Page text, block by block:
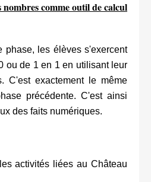
comme outil de calcul
phase, les élèves s'exercent
ou de 1 en 1 en utilisant leur
C'est exactement le même
précédente. C'est ainsi
des faits numériques.
activités liées au Château